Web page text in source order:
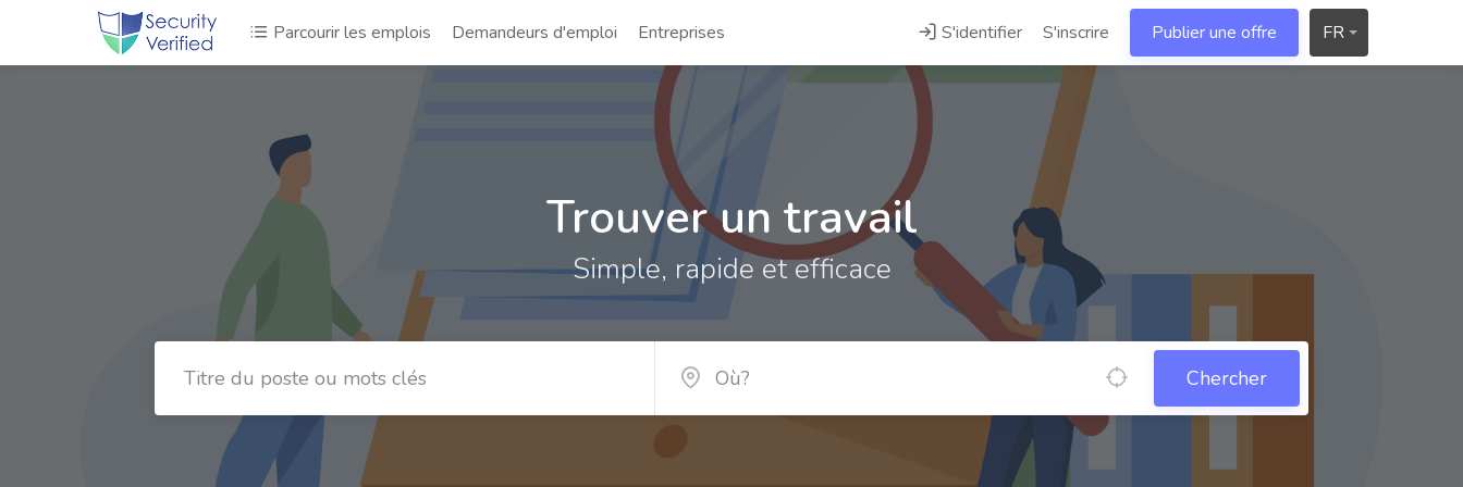
Parcourir les emplois Demandeurs d'emploi Entreprises S'identifier S'inscrire Publier une offre FR
Trouver un travail
Simple, rapide et efficace
Chercher